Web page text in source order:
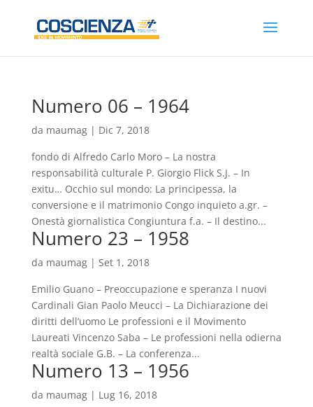
Numero 06 – 1964
da maumag| Dic 7, 2018
fondo di Alfredo Carlo Moro – La nostra
responsabilità culturale P. Giorgio Flick S.J. – In
exitu… Occhio sul mondo: La principessa, la
conversione e il matrimonio Congo inquieto a.gr. –
Onestà giornalistica Congiuntura f.a. – Il destino...
Numero 23 – 1958
da maumag| Set 1, 2018
Emilio Guano – Preoccupazione e speranza I nuovi
Cardinali Gian Paolo Meucci – La Dichiarazione dei
diritti dell’uomo Le professioni e il Movimento
Laureati Vincenzo Saba – Le professioni nella odierna
realtà sociale G.B. – La conferenza...
Numero 13 – 1956
da maumag| Lug 16, 2018